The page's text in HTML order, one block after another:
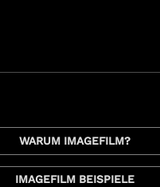
WARUM IMAGEFILM?
IMAGEFILM BEISPIELE